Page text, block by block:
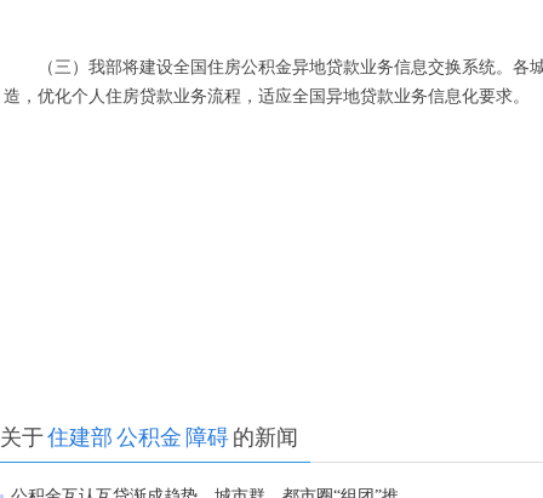
（三）我部将建设全国住房公积金异地贷款业务信息交换系统。
造，优化个人住房贷款业务流程，适应全国异地贷款业务信息化要求。
关于住建部 公积金 障碍 的新闻